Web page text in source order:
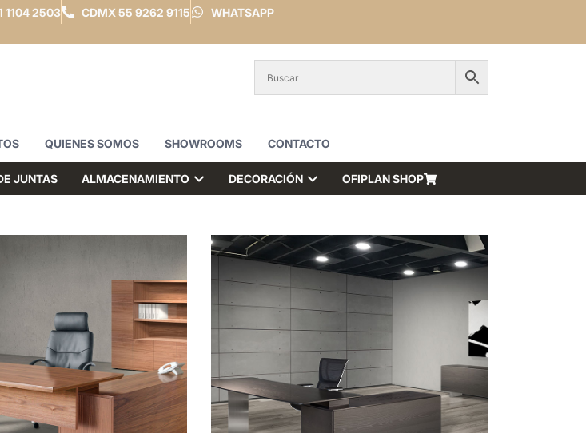
1104 2503 CDMX 55 9262 9115 WHATSAPP
QUIENES SOMOS SHOWROOMS CONTACTO
JUNTAS ALMACENAMIENTO DECORACIÓN OFIPLAN SHOP